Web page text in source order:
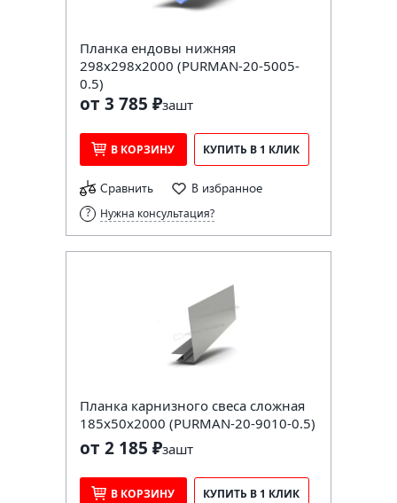
Планка ендовы нижняя
298х298х2000 (PURMAN-20-5005-
0.5)
от 3 785 ₽зашт
В КОРЗИНУ КУПИТЬ В 1 КЛИК
Сравнить В избранное
Нужна консультация?
Планка карнизного свеса сложная
185х50х2000 (PURMAN-20-9010-0.5)
от 2 185 ₽зашт
В КОРЗИНУ КУПИТЬ В 1 КЛИК